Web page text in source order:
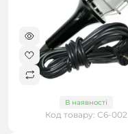
В наявності
Код товару: С6-002